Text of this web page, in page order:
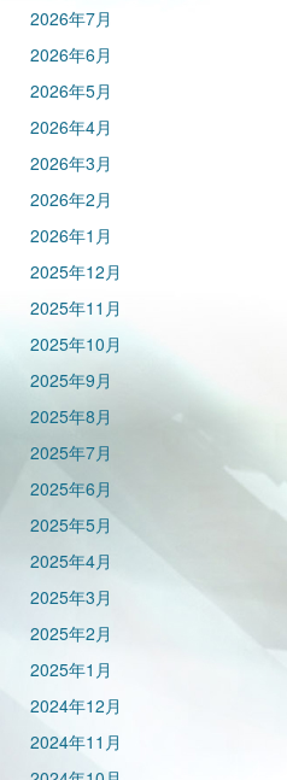
2026年7月
2026年6月
2026年5月
2026年4月
2026年3月
2026年2月
2026年1月
2025年12月
2025年11月
2025年10月
2025年9月
2025年8月
2025年7月
2025年6月
2025年5月
2025年4月
2025年3月
2025年2月
2025年1月
2024年12月
2024年11月